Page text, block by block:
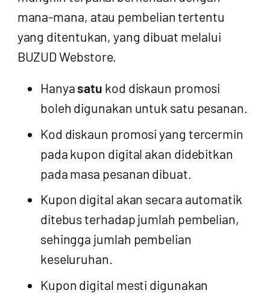
mana-mana, atau pembelian tertentu
yang ditentukan, yang dibuat melalui
BUZUD Webstore.
Hanyasatu kod diskaun promosi
boleh digunakan untuk satu pesanan.
Kod diskaun promosi yang tercermin
pada kupon digital akan didebitkan
pada masa pesanan dibuat.
Kupon digital akan secara automatik
ditebus terhadap jumlah pembelian,
sehingga jumlah pembelian
keseluruhan.
Kupon digital mesti digunakan